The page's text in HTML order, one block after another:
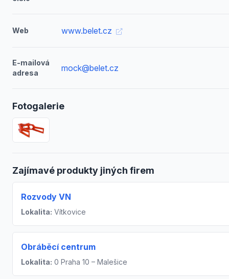
Web www.belet.cz
E-mailová
adresa
mock@belet.cz
Fotogalerie
Zajímavé produkty jiných firem
Rozvody VN
Lokalita: Vítkovice
Obráběcí centrum
Lokalita: 0 Praha 10 – Malešice